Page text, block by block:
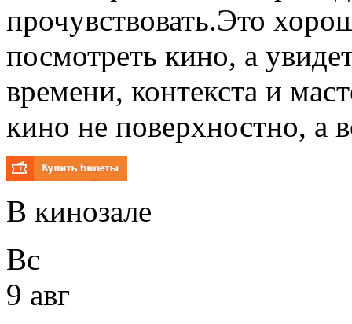
прочувствовать.Это
посмотреть кино, а
времени, контекста и
кино не поверхностно, а
В кинозале
Вс
9 авг